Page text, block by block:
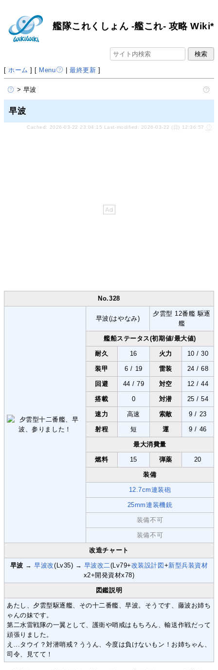
艦隊これくしょん -艦これ- 攻略 Wiki*
[ ホーム ] [ Menu |最終更新 ]
> 早波
早波
Cached: 2026-03-22 23:04:15 Last-modified: 2026-03-22 (日) 12:36:57
No.328
早波(はやなみ)
夕雲型 12番艦 駆逐
艦
艦船ステータス(初期値/最大値)
耐久 16 火力 10 / 30
装甲 6 / 19 雷装 24 / 68
回避 44 / 79 対空 12 / 44
搭載 0 対潜 25 / 54
速力 高速 索敵 9 / 23
射程 短 運 9 / 46
最大消費量
燃料 15 弾薬 20
装備
12.7cm連装砲
25mm連装機銃
装備不可
装備不可
改造チャート
早波 →早波改(Lv35) → 早波改二 (Lv79+改装設計図+新型兵装資材
x2+開発資材x78)
図鑑説明
あたし、夕雲型駆逐艦、その十二番艦、早波。そうです、藤波お姉ち
ゃんの妹です。
第二水雷戦隊の一翼として、護衛や哨戒はもちろん、輸送作戦だって
頑張りました。
え...タウイ？対潜哨戒？ううん、今度は負けないもン！お姉ちゃん、
司令、見てて！